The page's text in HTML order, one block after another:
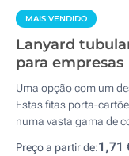
MAIS VENDIDO
Lanyard
para empresas
Uma opção com um
Estas fitas porta-
numa vasta gama de
Preço a partir de:1,71